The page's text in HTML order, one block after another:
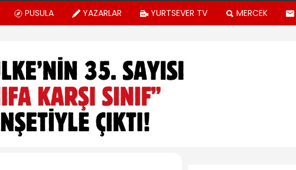
PUSULA YAZARLAR YURTSEVER TV MERCEK